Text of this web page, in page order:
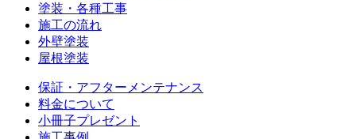
塗装・各種工事
施工の流れ
外壁塗装
屋根塗装
保証・アフターメンテナンス
料金について
小冊子プレゼント